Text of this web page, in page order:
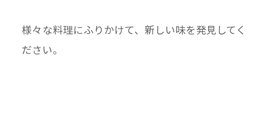
様々な料理にふりかけて、新しい味を発見してく
ださい。